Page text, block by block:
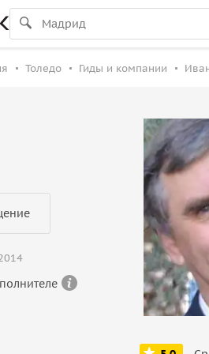
Толедо Гиды и компании